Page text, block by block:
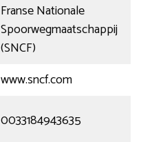
Franse Nationale
Spoorwegmaatschappij
(SNCF)
www.sncf.com
0033184943635